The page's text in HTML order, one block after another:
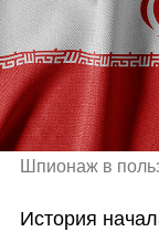
Шпионаж в
История